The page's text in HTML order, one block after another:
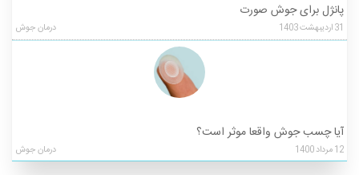
پانژل برای جوش صورت
31اردیبهشت1403 درمان جوش
آیا چسب جوش واقعا موثر است؟
12مرداد1400 درمان جوش